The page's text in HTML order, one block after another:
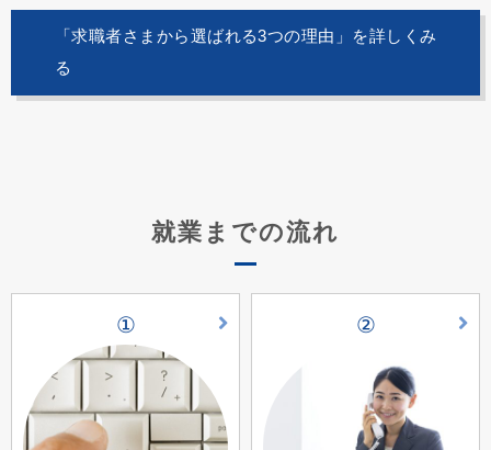
「求職者さまから選ばれる3つの理由」を詳しくみ
る
就業までの流れ
① ②